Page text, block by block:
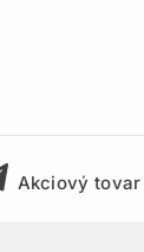
Akciový tovar